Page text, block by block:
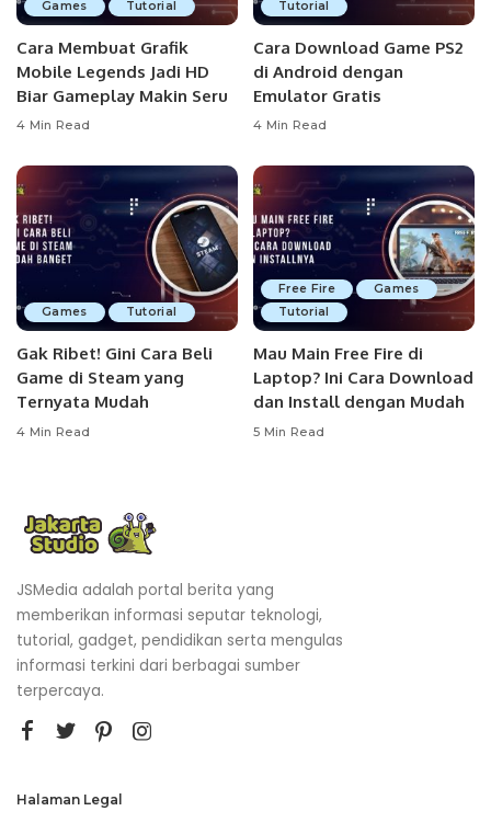
Games Tutorial
Cara Membuat Grafik
Mobile Legends Jadi HD
Biar Gameplay Makin Seru
4 Min Read
Tutorial
Cara Download Game PS2
di Android dengan
Emulator Gratis
4 Min Read
Games Tutorial
Gak Ribet! Gini Cara Beli
Game di Steam yang
Ternyata Mudah
4 Min Read
Free Fire
Games
Tutorial
Mau Main Free Fire di
Laptop? Ini Cara Download
dan Install dengan Mudah
5 Min Read
JSMedia adalah portal berita yang
memberikan informasi seputar teknologi,
tutorial, gadget, pendidikan serta mengulas
informasi terkini dari berbagai sumber
terpercaya.
Halaman Legal